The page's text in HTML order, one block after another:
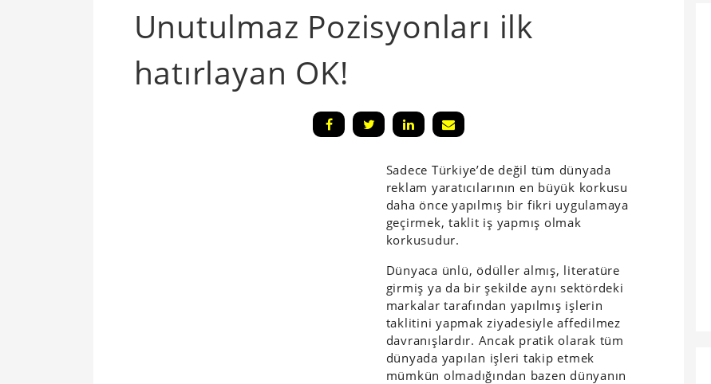
Unutulmaz Pozisyonları ilk
hatırlayan OK!
Sadece Türkiye’de değil tüm dünyada
reklam yaratıcılarının en büyük korkusu
daha önce yapılmış bir fikri uygulamaya
geçirmek, taklit iş yapmış olmak
korkusudur.
Dünyaca ünlü, ödüller almış, literatüre
girmiş ya da bir şekilde aynı sektördeki
markalar tarafından yapılmış işlerin
taklitini yapmak ziyadesiyle affedilmez
davranışlardır. Ancak pratik olarak tüm
dünyada yapılan işleri takip etmek
mümkün olmadığından bazen dünyanın